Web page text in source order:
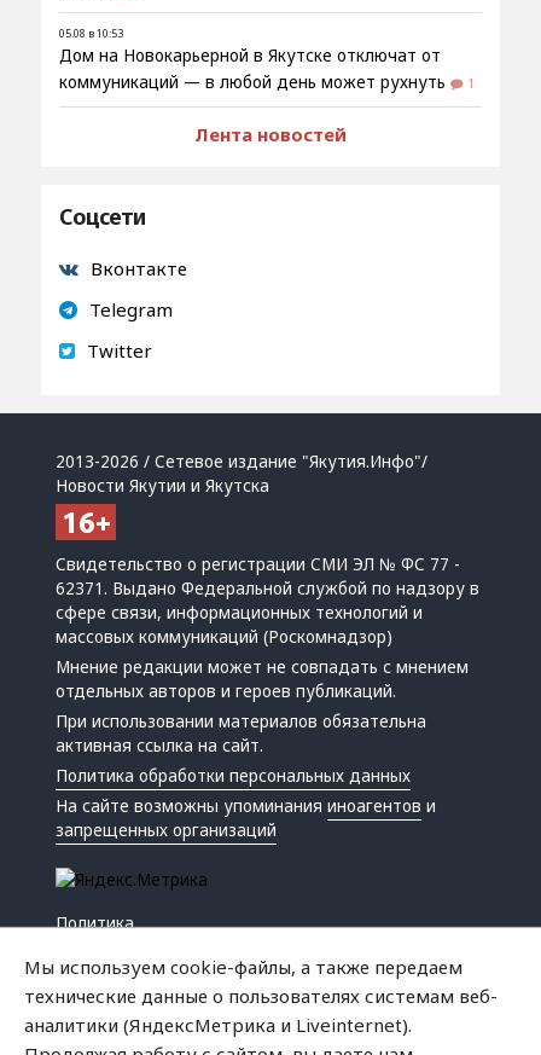
05.08 в 10:53
Дом на Новокарьерной в Якутске отключат от
коммуникаций — в любой день может рухнуть
1
Лента новостей
Соцсети
Вконтакте
Telegram
Twitter
2013-2026 / Сетевое издание "Якутия.Инфо"/
Новости Якутии и Якутска
Свидетельство о регистрации СМИ ЭЛ № ФС 77 -
62371. Выдано Федеральной службой по надзору в
сфере связи, информационных технологий и
массовых коммуникаций (Роскомнадзор)
Мнение редакции может не совпадать с мнением
отдельных авторов и героев публикаций.
При использовании материалов обязательна
активная ссылка на сайт.
Политика обработки персональных данных
На сайте возможны упоминанияиноагентов и
запрещенных организаций
Политика
Мы используем cookie-файлы, а также передаем
технические данные о пользователях системам веб-
аналитики (ЯндексМетрика и Liveinternet).